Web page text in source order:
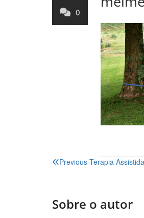
0
Navegação
artigos
Previous Terapia
Sobre o autor